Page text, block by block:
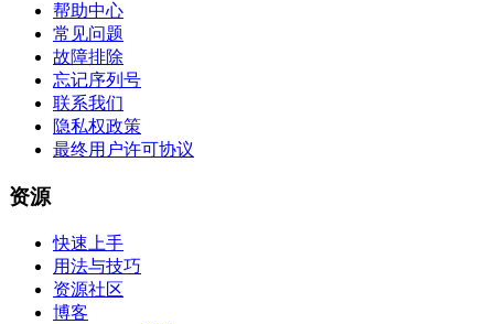
帮助中心
常见问题
故障排除
忘记序列号
联系我们
隐私权政策
最终用户许可协议
资源
快速上手
用法与技巧
资源社区
博客